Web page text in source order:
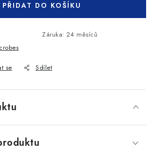
PŘIDAT DO KOŠÍKU
Záruka: 24 měsíců
se Sdílet